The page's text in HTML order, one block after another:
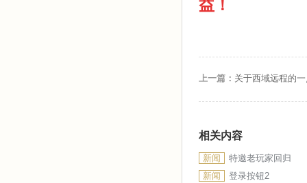
益！
上一篇： 关于西域远程的
相关内容
新闻
特邀老玩家回归
新闻
登录按钮2